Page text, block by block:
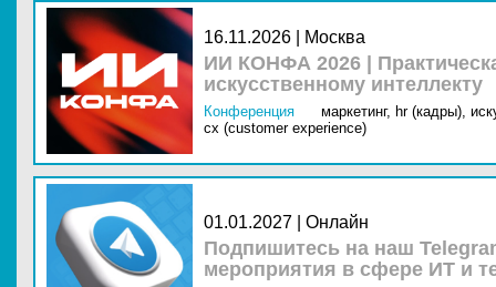
16.11.2026 | Москва
ИИ КОНФА 2026 |
искусственному интеллекту
Конференция маркетинг, hr (кадры),
cx (customer experience)
01.01.2027 | Онлайн
Подпишитесь на наш
мероприятия в сфере ИТ и